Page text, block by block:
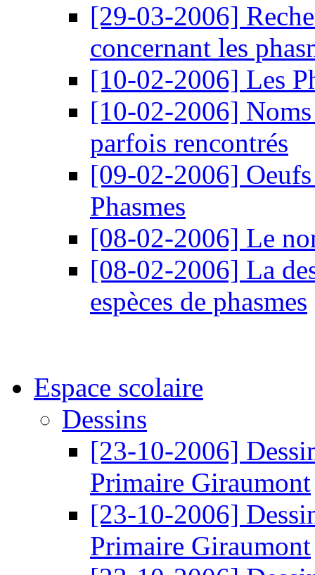
[29-03-2006]
concernant les
[10-02-2006] Les
[10-02-2006]
parfois rencontrés
[09-02-2006]
Phasmes
[08-02-2006] Le
[08-02-2006] La
espèces de phasmes
Espace scolaire
Dessins
[23-10-2006]
Primaire Giraumont
[23-10-2006]
Primaire Giraumont